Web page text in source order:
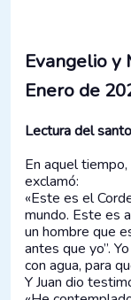
Evangelio y
Enero de
Lectura del
En aquel tiempo,
exclamó:
«Este es el
mundo. Este es
un hombre que
antes que yo”.
con agua, para
Y Juan dio